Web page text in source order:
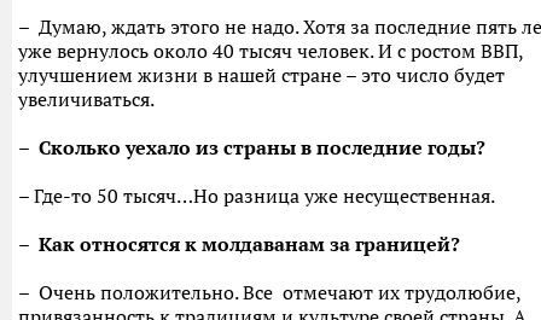
– Думаю, ждать этого не надо. Хотя за последние пять
уже вернулось около 40 тысяч человек. И с ростом ВВП,
улучшением жизни в нашей стране – это число будет
увеличиваться.
– Сколько уехало из страны в последние годы?
– Где-то 50 тысяч…Но разница уже несущественная.
– Как относятся к молдаванам за границей?
– Очень положительно. Все отмечают их трудолюбие,